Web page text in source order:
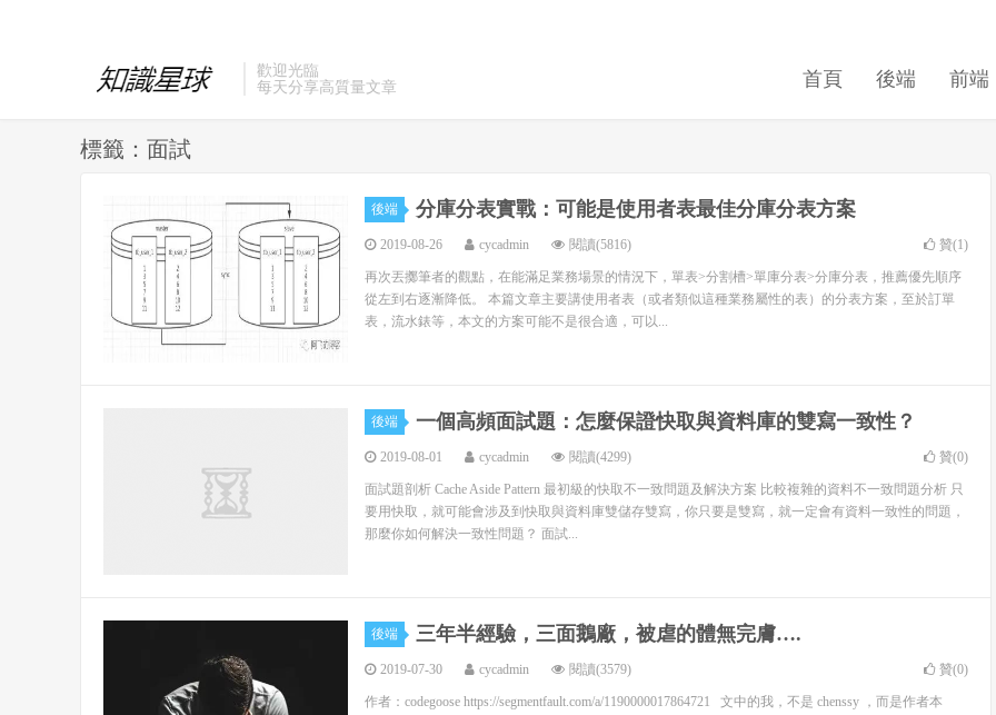
歡迎光臨
每天分享高質量文章
首頁 後端 前端
標籤：面試
後端 分庫分表實戰：可能是使用者表最佳分庫分表方案
2019-08-26 cycadmin 閱讀(5816) 贊(1)
再次丟擲筆者的觀點，在能滿足業務場景的情況下，單表>分割槽>單庫分表>分庫分表，推薦優先順序
從左到右逐漸降低。 本篇文章主要講使用者表（或者類似這種業務屬性的表）的分表方案，至於訂單
表，流水錶等，本文的方案可能不是很合適，可以...
後端 一個高頻面試題：怎麼保證快取與資料庫的雙寫一致性？
2019-08-01 cycadmin 閱讀(4299) 贊(0)
面試題剖析 Cache Aside Pattern 最初級的快取不一致問題及解決方案 比較複雜的資料不一致問題分析 只
要用快取，就可能會涉及到快取與資料庫雙儲存雙寫，你只要是雙寫，就一定會有資料一致性的問題，
那麼你如何解決一致性問題？ 面試...
後端 三年半經驗，三面鵝廠，被虐的體無完膚….
2019-07-30 cycadmin 閱讀(3579) 贊(0)
作者：codegoose https://segmentfault.com/a/1190000017864721 文中的我，不是 chenssy ，而是作者本